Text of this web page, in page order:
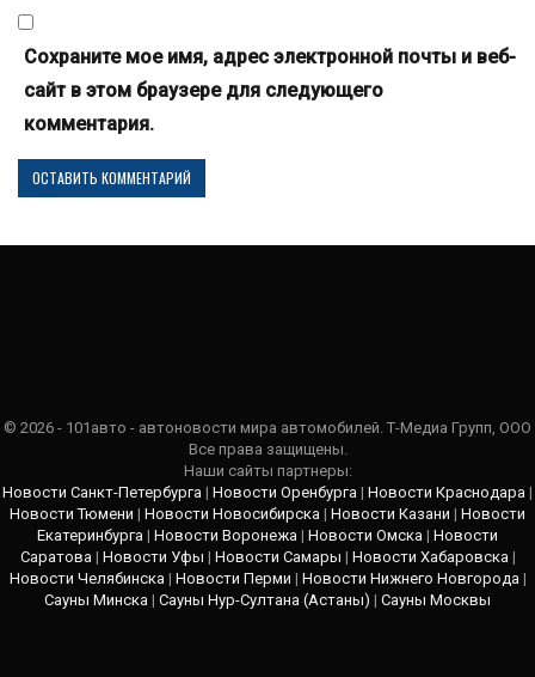
Сохраните мое имя, адрес электронной почты и веб-
сайт в этом браузере для следующего
комментария.
© 2026 - 101авто - автоновости мира автомобилей. Т-Медиа Групп, ООО
Все права защищены.
Наши сайты партнеры:
Новости Санкт-Петербурга | Новости Оренбурга | Новости Краснодара |
Новости Тюмени | Новости Новосибирска | Новости Казани | Новости
Екатеринбурга | Новости Воронежа | Новости Омска | Новости
Саратова | Новости Уфы | Новости Самары | Новости Хабаровска |
Новости Челябинска | Новости Перми | Новости Нижнего Новгорода |
Сауны Минска | Сауны Нур-Султана (Астаны) | Сауны Москвы